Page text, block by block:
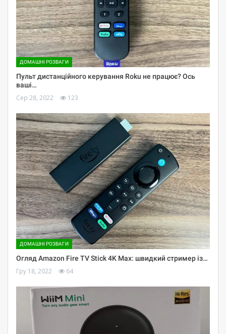
ДОМАШНІ РОЗВАГИ
Пульт дистанційного керування Roku не працює? Ось
ваші…
Сер 28, 2022 123
ДОМАШНІ РОЗВАГИ
Огляд Amazon Fire TV Stick 4K Max: швидкий стример із…
Гру 18, 2022 64